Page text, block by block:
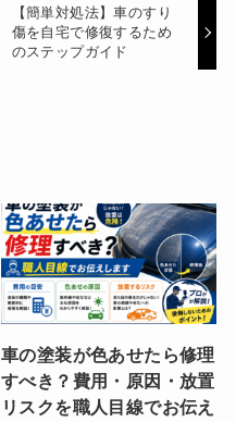
【簡単対処法】車のすり
傷を自宅で修復するため
のステップガイド
車の塗装が色あせたら修理
すべき？費用・原因・放置
リスクを職人目線でお伝え